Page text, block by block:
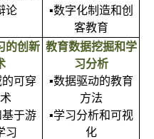
论
▪数字化制造和创
客教育
的创新
可穿
基于游
习
教育数据挖掘和学
习分析
▪数据驱动的教育
方法
▪学习分析和可视
化